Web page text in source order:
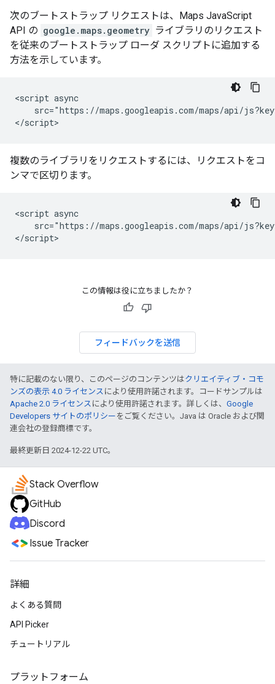
次のブートストラップ リクエストは、Maps JavaScript
API の google.maps.geometry ライブラリのリクエスト
を従来のブートストラップ ローダ スクリプトに追加する
方法を示しています。
<script async
src="https://maps.googleapis.com/maps/api/
</script>
複数のライブラリをリクエストするには、リクエストをコ
ンマで区切ります。
<script async
src="https://maps.googleapis.com/maps/api/
</script>
この情報は役に立ちましたか？
フィードバックを送信
特に記載のない限り、このページのコンテンツはクリエイティブ・コモ
ンズの表示 4.0 ライセンス により使用許諾されます。コードサンプルは
Apache 2.0 ライセンス により使用許諾されます。詳しくは、 Google
Developers サイトのポリシー をご覧ください。Java は Oracle および関
連会社の登録商標です。
最終更新日 2024-12-22 UTC。
Stack Overflow
GitHub
Discord
Issue Tracker
詳細
よくある質問
API Picker
チュートリアル
プラットフォーム